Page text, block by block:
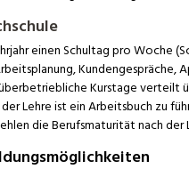
einen Schultag pro Woche
Kurstage verteilt
Lehre ist ein Arbeitsbuch zu
die Berufsmaturität nach der